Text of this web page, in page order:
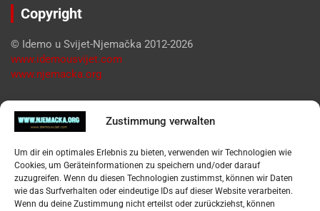
Zustimmung verwalten
Um dir ein optimales Erlebnis zu bieten, verwenden wir Technologien wie
Cookies, um Geräteinformationen zu speichern und/oder darauf
zuzugreifen. Wenn du diesen Technologien zustimmst, können wir Daten
wie das Surfverhalten oder eindeutige IDs auf dieser Website verarbeiten.
Wenn du deine Zustimmung nicht erteilst oder zurückziehst, können
Copyright
© Idemo u Svijet-Njemačka 2012-2026
www.idemousvijet.com
www.njemacka.org
Pregled
Datenschutzerklärung
Widerufsbelehrung
Oglašavanje / Postavite svoj oglas